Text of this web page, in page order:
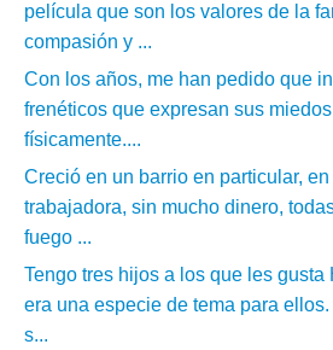
película que son los valores de la
compasión y ...
Con los años, me han pedido que
frenéticos que expresan sus
físicamente....
Creció en un barrio en particular,
trabajadora, sin mucho dinero,
fuego ...
Tengo tres hijos a los que les gusta
era una especie de tema para
s...